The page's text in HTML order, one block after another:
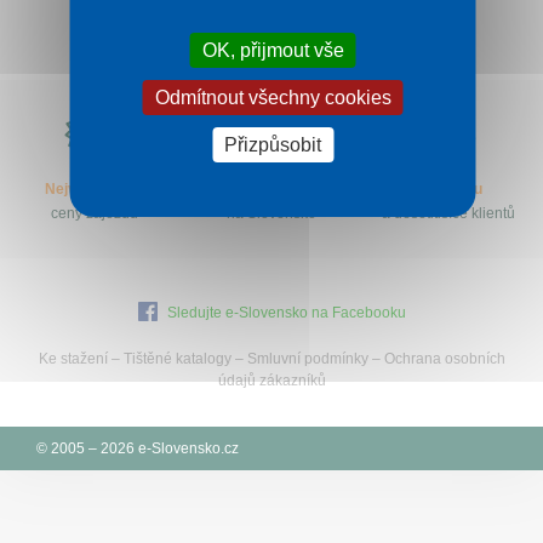
Nejvýhodnější
ceny zájezdů
na Slovensko
let na trhu
a desetitisíce klientů
Sledujte e-Slovensko na Facebooku
Ke stažení – Tištěné katalogy– Smluvní podmínky– Ochrana osobních
údajů zákazníků
© 2005 – 2026 e-Slovensko.cz
OK, přijmout vše
Odmítnout všechny cookies
Přizpůsobit